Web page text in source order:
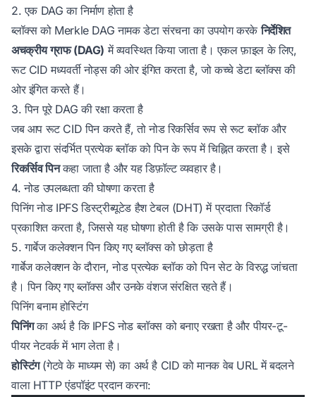
2. एक DAG का निर्माण होता है
ब्लॉक्स को Merkle DAG नामक डेटा संरचना का उपयोग करकेनिर्देशित
अचक्रीय ग्राफ (DAG) में व्यवस्थित किया जाता है। एकल फ़ाइल के लिए,
रूट CID मध्यवर्ती नोड्स की ओर इंगित करता है, जो कच्चे डेटा ब्लॉक्स की
ओर इंगित करते हैं।
3. पिन पूरे DAG की रक्षा करता है
जब आप रूट CID पिन करते हैं, तो नोड रिकर्सिव रूप से रूट ब्लॉक और
इसके द्वारा संदर्भित प्रत्येक ब्लॉक को पिन के रूप में चिह्नित करता है। इसे
रिकर्सिव पिनकहा जाता है और यह डिफ़ॉल्ट व्यवहार है।
4. नोड उपलब्धता की घोषणा करता है
पिनिंग नोड IPFS डिस्ट्रीब्यूटेड हैश टेबल (DHT) में प्रदाता रिकॉर्ड
प्रकाशित करता है, जिससे यह घोषणा होती है कि उसके पास सामग्री है।
5. गार्बेज कलेक्शन पिन किए गए ब्लॉक्स को छोड़ता है
गार्बेज कलेक्शन के दौरान, नोड प्रत्येक ब्लॉक को पिन सेट के विरुद्ध जांचता
है। पिन किए गए ब्लॉक्स और उनके वंशज संरक्षित रहते हैं।
पिनिंग बनाम होस्टिंग
पिनिंगका अर्थ है कि IPFS नोड ब्लॉक्स को बनाए रखता है और पीयर-टू-
पीयर नेटवर्क में भाग लेता है।
होस्टिंग(गेटवे के माध्यम से) का अर्थ है CID को मानक वेब URL में बदलने
वाला HTTP एंडपॉइंट प्रदान करना: